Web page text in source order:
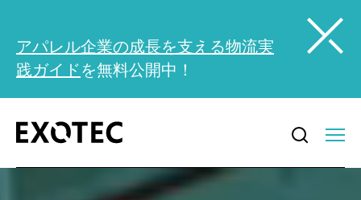
アパレル企業の成長を支える物流実
践ガイドを無料公開中！